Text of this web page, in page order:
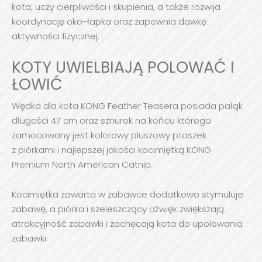
kota, uczy cierpliwości i skupienia, a także rozwija
koordynację oko-łapka oraz zapewnia dawkę
aktywności fizycznej.
KOTY UWIELBIAJĄ POLOWAĆ I
ŁOWIĆ
Wędka dla kota KONG Feather Teasera posiada pałąk
długości 47 cm oraz sznurek na końcu którego
zamocowany jest kolorowy pluszowy ptaszek
z piórkami i najlepszej jakości kocimiętką KONG
Premium North American Catnip.
Kocimiętka zawarta w zabawce dodatkowo stymuluje
zabawę, a piórka i szeleszczący dźwięk zwiększają
atrakcyjność zabawki i zachęcają kota do upolowania
zabawki.